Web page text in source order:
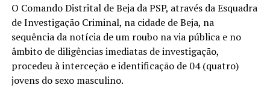
O Comando Distrital de Beja da PSP, através da Esquadra
de Investigação Criminal, na cidade de Beja, na
sequência da notícia de um roubo na via pública e no
âmbito de diligências imediatas de investigação,
procedeu à interceção e identificação de 04 (quatro)
jovens do sexo masculino.